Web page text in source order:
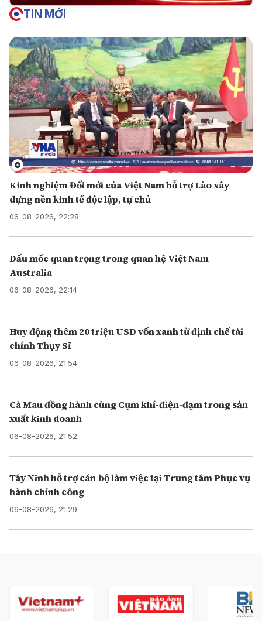
TIN MỚI
Kinh nghiệm Đổi mới của Việt Nam hỗ trợ Lào xây
dựng nền kinh tế độc lập, tự chủ
06-08-2026, 22:28
Dấu mốc quan trọng trong quan hệ Việt Nam –
Australia
06-08-2026, 22:14
Huy động thêm 20 triệu USD vốn xanh từ định chế tài
chính Thụy Sĩ
06-08-2026, 21:54
Cà Mau đồng hành cùng Cụm khí-điện-đạm trong sản
xuất kinh doanh
06-08-2026, 21:52
Tây Ninh hỗ trợ cán bộ làm việc tại Trung tâm Phục vụ
hành chính công
06-08-2026, 21:29